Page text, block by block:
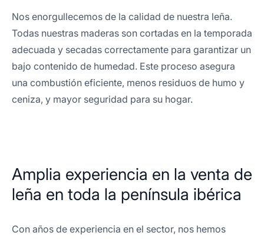
Nos enorgullecemos de la calidad de nuestra leña.
Todas nuestras maderas son cortadas en la temporada
adecuada y secadas correctamente para garantizar un
bajo contenido de humedad. Este proceso asegura
una combustión eficiente, menos residuos de humo y
ceniza, y mayor seguridad para su hogar.
Amplia experiencia en la venta de
leña en toda la península ibérica
Con años de experiencia en el sector, nos hemos